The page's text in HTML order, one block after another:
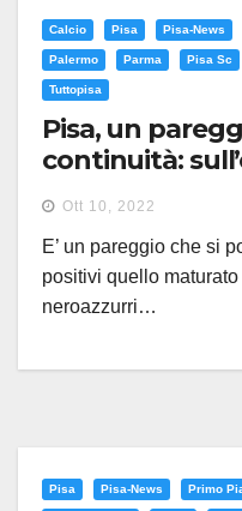
Calcio Pisa Pisa-News
Palermo Parma Pisa Sc
Tuttopisa
Pisa, un
continuità:
Palermo
Ott 10, 2022
E’ un pareggio che si
positivi quello maturato
neroazzurri…
Pisa Pisa-News Primo